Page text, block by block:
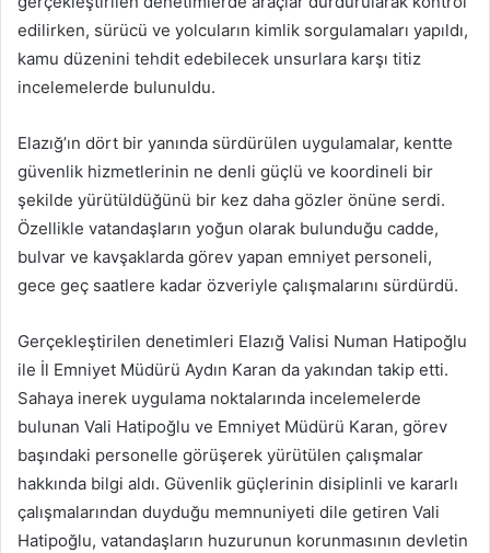
edilirken, sürücü ve yolcuların kimlik sorgulamaları yapıldı,
kamu düzenini tehdit edebilecek unsurlara karşı titiz
incelemelerde bulunuldu.
Elazığ’ın dört bir yanında sürdürülen uygulamalar, kentte
güvenlik hizmetlerinin ne denli güçlü ve koordineli bir
şekilde yürütüldüğünü bir kez daha gözler önüne serdi.
Özellikle vatandaşların yoğun olarak bulunduğu cadde,
bulvar ve kavşaklarda görev yapan emniyet personeli,
gece geç saatlere kadar özveriyle çalışmalarını sürdürdü.
Gerçekleştirilen denetimleri Elazığ Valisi Numan Hatipoğlu
ile İl Emniyet Müdürü Aydın Karan da yakından takip etti.
Sahaya inerek uygulama noktalarında incelemelerde
bulunan Vali Hatipoğlu ve Emniyet Müdürü Karan, görev
başındaki personelle görüşerek yürütülen çalışmalar
hakkında bilgi aldı. Güvenlik güçlerinin disiplinli ve kararlı
çalışmalarından duyduğu memnuniyeti dile getiren Vali
Hatipoğlu, vatandaşların huzurunun korunmasının devletin